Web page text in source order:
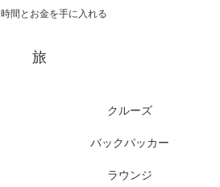
間とお金を手に入れる
旅
クルーズ
バックパッカー
ラウンジ